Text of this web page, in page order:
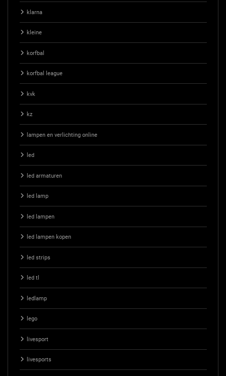
klarna
kleine
korfbal
korfbal league
kvk
kz
lampen en verlichting online
led
led armaturen
led lamp
led lampen
led lampen kopen
led strips
led tl
ledlamp
lego
livesport
livesports